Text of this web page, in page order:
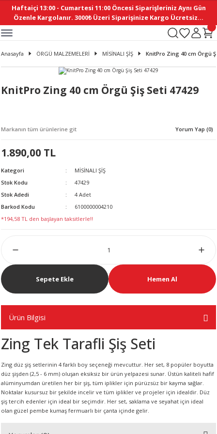
Haftaiçi 13:00 - Cumartesi 11:00 Öncesi Siparişleriniz Aynı Gün
Özenle Kargolanır. 3000₺ Üzeri Siparişinize Kargo Ücretsiz...
Geri Dön
Geri Dön
YASTIKLAR
Geri Dön
Geri Dön
YAPIMI
Geri Dön
Geri Dön
- DAİRESEL
Geri Dön
Geri Dön
Geri Dön
Geri Dön
Geri Dön
Geri Dön
Geri Dön
Geri Dön
Geri Dön
AKSESUAR
Geri Dön
Geri Dön
Geri Dön
Geri Dön
Geri Dön
Geri Dön
Anasayfa ÖRGÜ MALZEMELERİ MİSİNALI ŞİŞ KnitPro Zing 40 cm Örgü
KnitPro Zing 40 cm Örgü Şiş Seti 47429
Markanın tüm ürünlerine git Yorum Yap (0)
1.890,00 TL
Kategori
MİSİNALI ŞİŞ
Stok Kodu
47429
Stok Adedi
4 Adet
Barkod Kodu
6100000004210
*194,58 TL den başlayan taksitlerle!!
Sepete Ekle Hemen Al
Ürün Bilgisi
Zing Tek Tarafli Şiş Seti
Zing düz şiş setlerinin 4 farklı boy seçeneği mevcuttur. Her set, 8 popüler boyutta
düz şişden (2,5 - 6 mm) oluşan eksiksiz bir ürün yelpazesi sunar. Üstün kaliteli hafif
alüminyumdan üretilen her bir şiş, tüm iplikler için pürüzsüz bir kayma sağlar.
Noktalar kusursuz bir şekilde incelir ve tüm iplikler ve projeler için idealdir. Düz
şiş tercih edenler için ideal bir seçimdir. Her set, saklama ve seyahat için ideal
olan güzel pembe kumaş fermuarlı bir çanta içinde gelir.